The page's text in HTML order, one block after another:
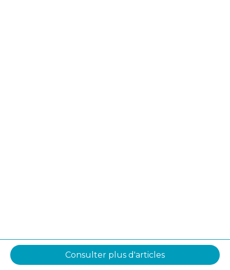
Consulter plus d'articles